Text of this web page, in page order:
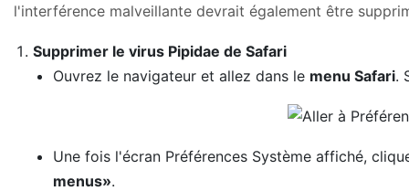
l'interférence malveillante devrait également être
Supprimer le virus Pipidae de Safari
Ouvrez le navigateur et allez dans le menu Safari.
Une fois l'écran Préférences Système affiché,
menus».